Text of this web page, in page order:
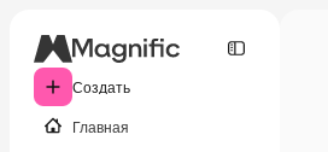
Создать
Главная